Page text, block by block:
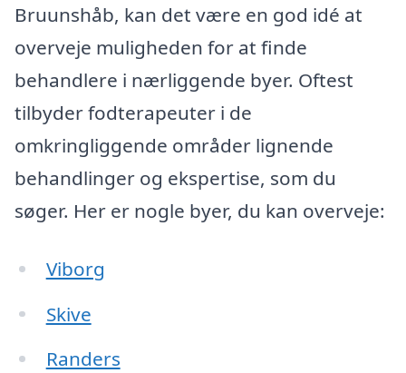
Bruunshåb, kan det være en god idé at
overveje muligheden for at finde
behandlere i nærliggende byer. Oftest
tilbyder fodterapeuter i de
omkringliggende områder lignende
behandlinger og ekspertise, som du
søger. Her er nogle byer, du kan overveje:
Viborg
Skive
Randers